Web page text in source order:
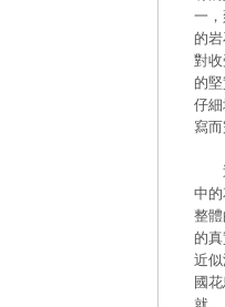
一
的
對
的
仔
寫而
這
中
整
的
近
國